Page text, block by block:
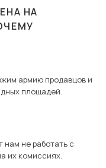
НА
армию продавцов и
площадей.
не работать с
их комиссиях.